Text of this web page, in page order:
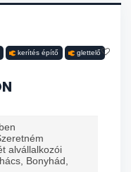
kerítés építő glettelő
alvállalkozói
Bonyhád,